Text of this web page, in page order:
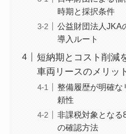
時期と採択条件
公益財団法人JKA
導入ルート
短納期とコスト削減
車両リースのメリッ
整備履歴が明確な
頼性
非課税対象となる
の確認方法